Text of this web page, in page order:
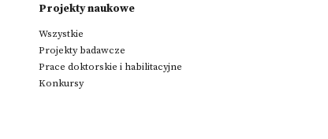
Projekty naukowe
Wszystkie
Projekty badawcze
Prace doktorskie i habilitacyjne
Konkursy